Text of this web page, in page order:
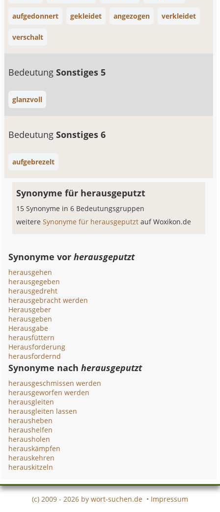
aufgedonnert gekleidet angezogen verkleidet
verschalt
BedeutungSonstiges 5
glanzvoll
BedeutungSonstiges 6
aufgebrezelt
Synonyme für herausgeputzt
15 Synonyme in 6 Bedeutungsgruppen
weitereSynonyme für herausgeputztauf Woxikon.de
Synonyme vorherausgeputzt
herausgehen
herausgegeben
herausgedreht
herausgebracht werden
Herausgeber
herausgeben
Herausgabe
herausfüttern
Herausforderung
herausfordernd
Synonyme nachherausgeputzt
herausgeschmissen werden
herausgeworfen werden
herausgleiten
herausgleiten lassen
herausheben
heraushelfen
herausholen
herauskämpfen
herauskehren
herauskitzeln
(c) 2009 - 2026 by wort-suchen.de • Impressum